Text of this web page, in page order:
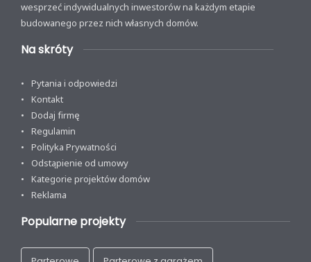
wesprzeć indywidualnych inwestorów na każdym etapie
budowanego przez nich własnych domów.
Na skróty
Pytania i odpowiedzi
Kontakt
Dodaj firmę
Regulamin
Polityka Prywatności
Odstąpienie od umowy
Kategorie projektów domów
Reklama
Popularne projekty